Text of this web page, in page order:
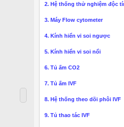
2. Hệ thống thử nghiệm độc
3. Máy Flow cytometer
4. Kính hiển vi soi ngược
5. Kính hiển vi soi nổi
6. Tủ ấm CO2
7. Tủ ấm IVF
8. Hệ thống theo dõi phôi IVF
9. Tủ thao tác IVF